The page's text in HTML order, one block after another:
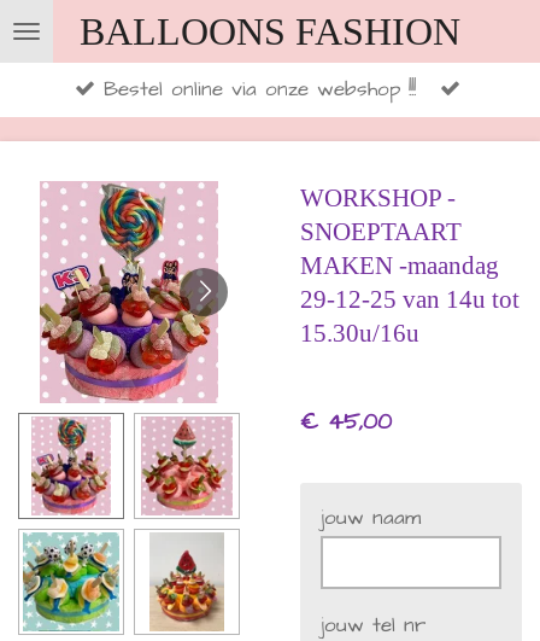
Ga
direct
BALLOONS FASHION
Bestel online via onze webshop !!!
WORKSHOP -
SNOEPTAART
MAKEN -maandag
29-12-25 van 14u tot
15.30u/16u
€ 45,00
jouw naam
jouw tel nr